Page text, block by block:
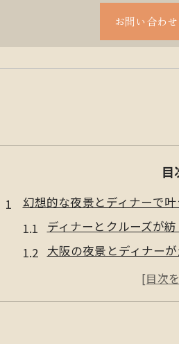
お問い合わ
目
幻想的な夜景とディナーで
ディナーとクルーズが
大阪の夜景とディナー
幻想的なディナークル
南河内郡千早赤阪村で